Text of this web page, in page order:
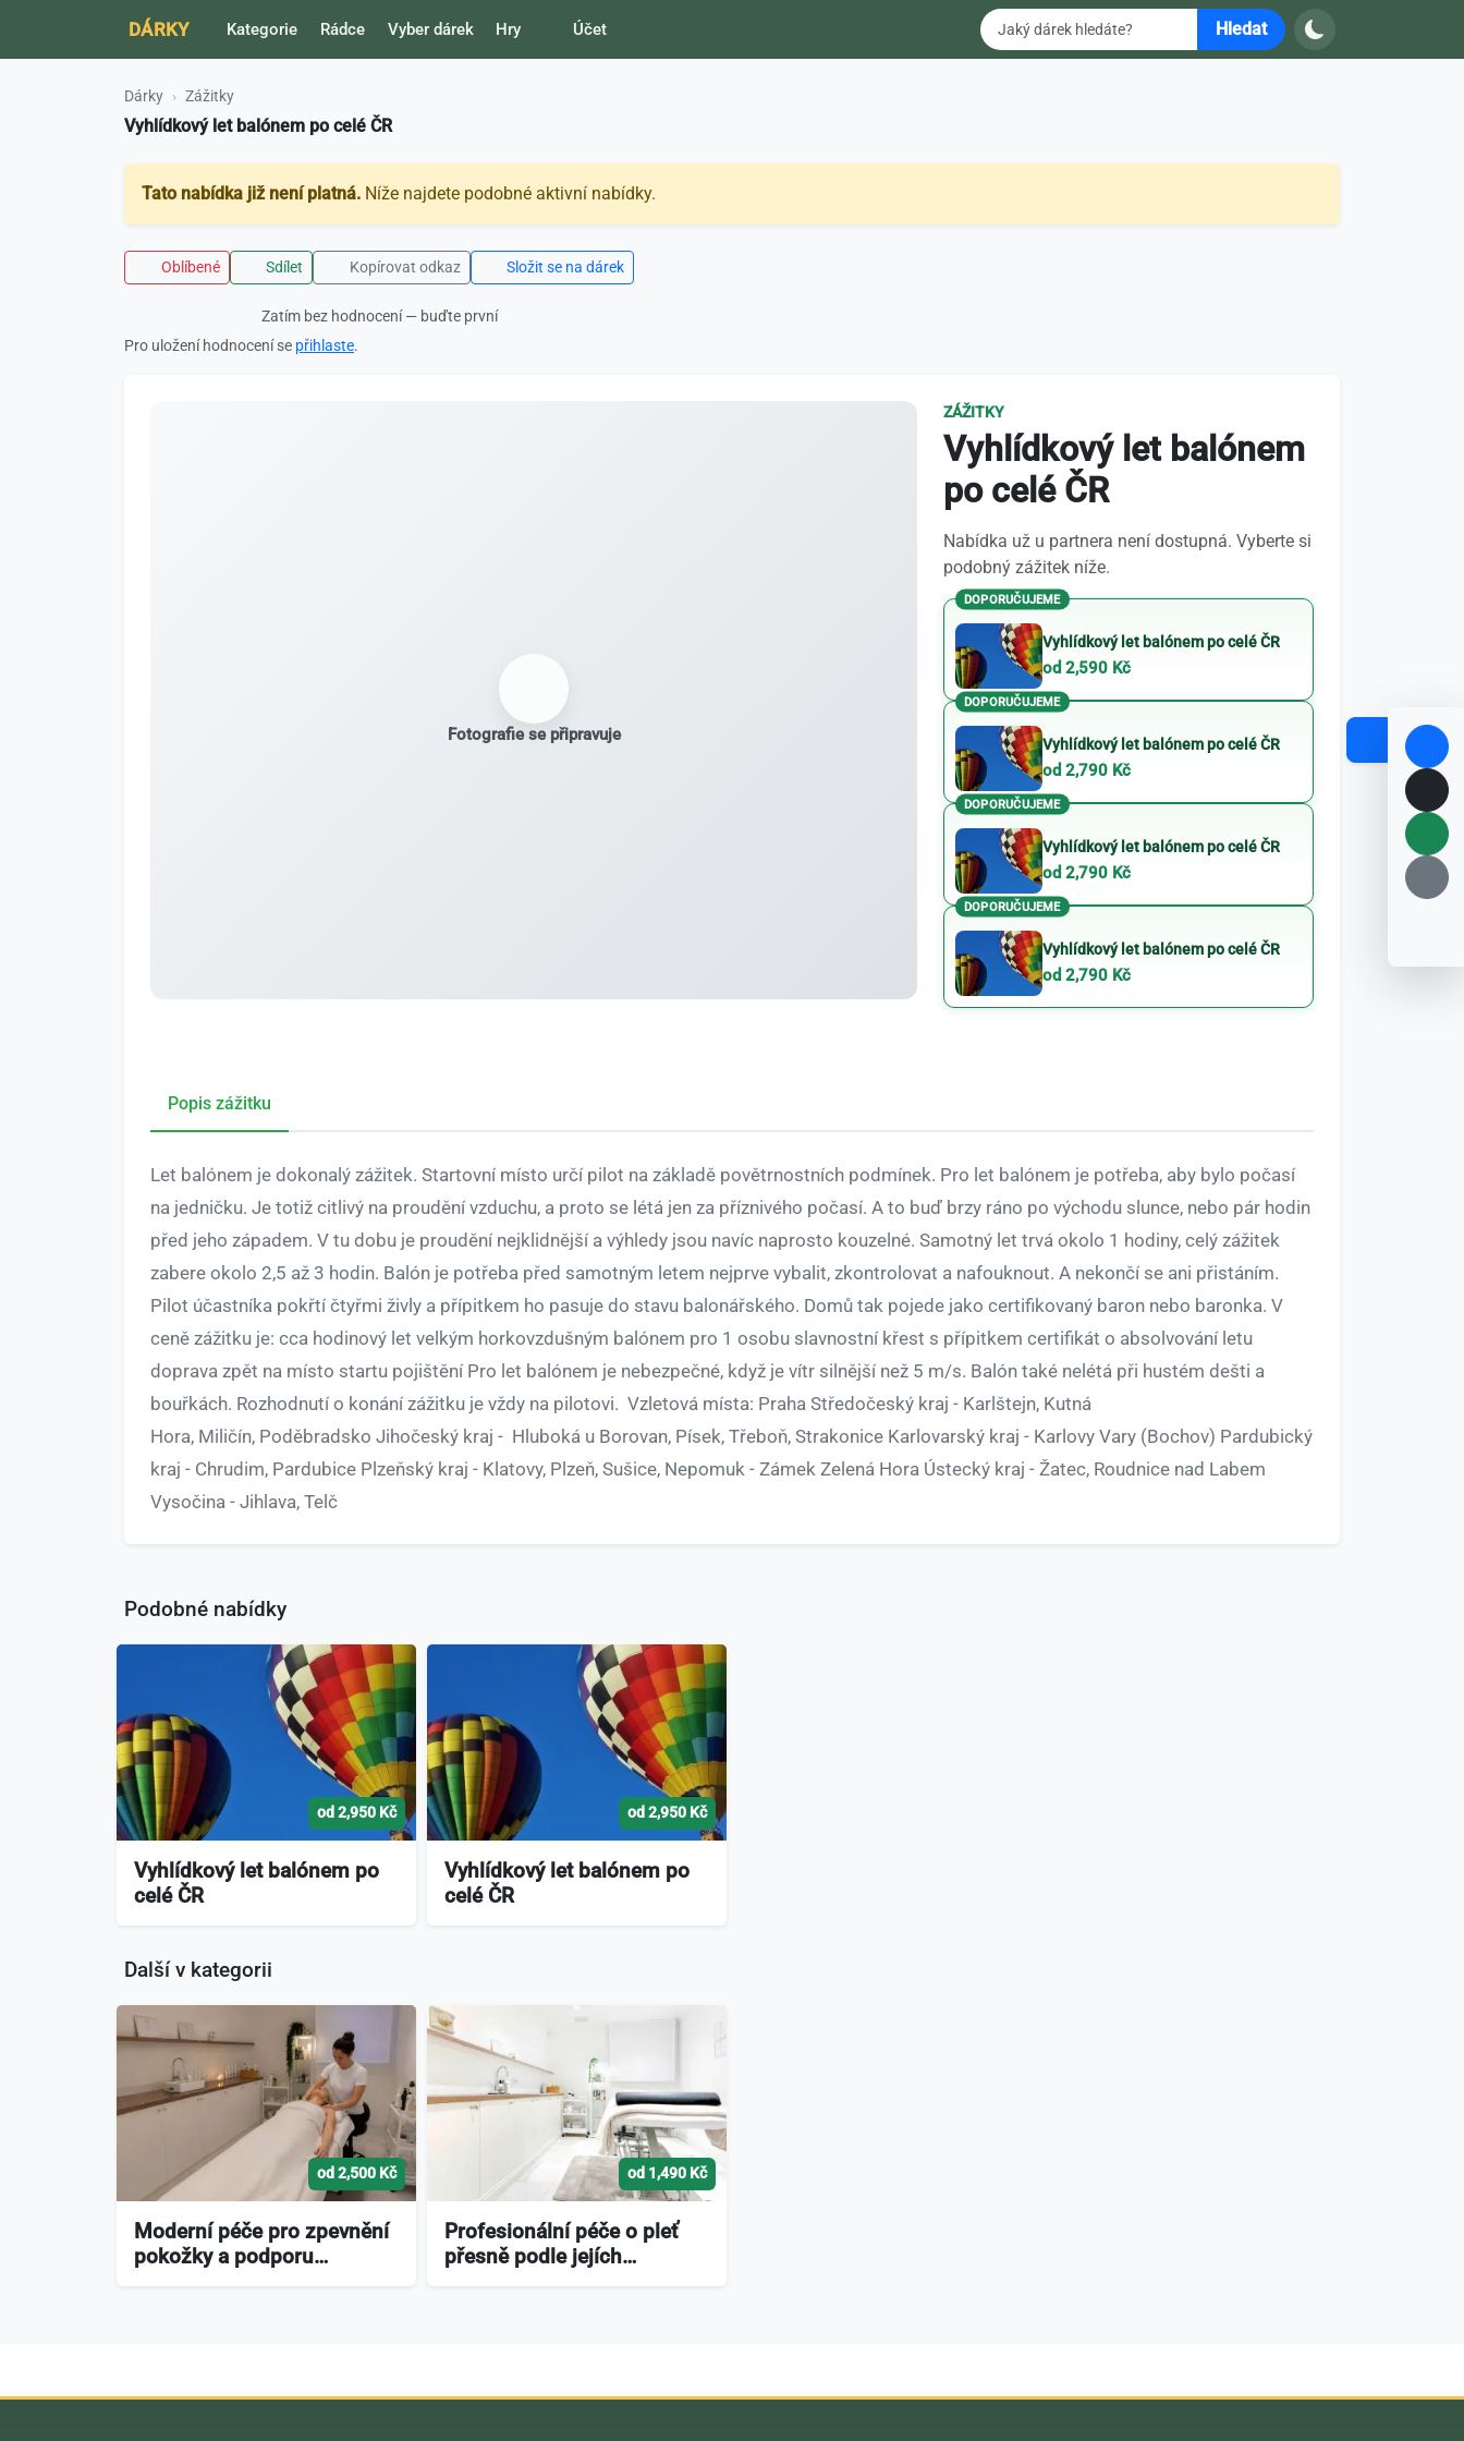
DÁRKY Kategorie Rádce Vyber dárek Hry Účet Hledat
Dárky Zážitky
Vyhlídkový let balónem po celé ČR
Tato nabídka již není platná. Níže najdete podobné aktivní nabídky.
Oblíbené Sdílet Kopírovat odkaz Složit se na dárek
Zatím bez hodnocení — buďte první
Pro uložení hodnocení se přihlaste.
Fotografie se připravuje
ZÁŽITKY
Vyhlídkový let balónem
po celé ČR
Nabídka už u partnera není dostupná. Vyberte si
podobný zážitek níže.
DOPORUČUJEME
Vyhlídkový let balónem po celé ČR
od 2,590 Kč
DOPORUČUJEME
Vyhlídkový let balónem po celé ČR
od 2,790 Kč
DOPORUČUJEME
Vyhlídkový let balónem po celé ČR
od 2,790 Kč
DOPORUČUJEME
Vyhlídkový let balónem po celé ČR
od 2,790 Kč
Popis zážitku
Let balónem je dokonalý zážitek. Startovní místo určí pilot na základě povětrnostních podmínek. Pro let balónem je potřeba, aby bylo počasí
na jedničku. Je totiž citlivý na proudění vzduchu, a proto se létá jen za příznivého počasí. A to buď brzy ráno po východu slunce, nebo pár hodin
před jeho západem. V tu dobu je proudění nejklidnější a výhledy jsou navíc naprosto kouzelné. Samotný let trvá okolo 1 hodiny, celý zážitek
zabere okolo 2,5 až 3 hodin. Balón je potřeba před samotným letem nejprve vybalit, zkontrolovat a nafouknout. A nekončí se ani přistáním.
Pilot účastníka pokřtí čtyřmi živly a přípitkem ho pasuje do stavu balonářského. Domů tak pojede jako certifikovaný baron nebo baronka. V
ceně zážitku je: cca hodinový let velkým horkovzdušným balónem pro 1 osobu slavnostní křest s přípitkem certifikát o absolvování letu
doprava zpět na místo startu pojištění Pro let balónem je nebezpečné, když je vítr silnější než 5 m/s. Balón také nelétá při hustém dešti a
bouřkách. Rozhodnutí o konání zážitku je vždy na pilotovi. Vzletová místa: Praha Středočeský kraj - Karlštejn, Kutná
Hora, Miličín, Poděbradsko Jihočeský kraj - Hluboká u Borovan, Písek, Třeboň, Strakonice Karlovarský kraj - Karlovy Vary (Bochov) Pardubický
kraj - Chrudim, Pardubice Plzeňský kraj - Klatovy, Plzeň, Sušice, Nepomuk - Zámek Zelená Hora Ústecký kraj - Žatec, Roudnice nad Labem
Vysočina - Jihlava, Telč
Podobné nabídky
od 2,950 Kč
Vyhlídkový let balónem po
celé ČR
od 2,950 Kč
Vyhlídkový let balónem po
celé ČR
Další v kategorii
od 2,500 Kč
Moderní péče pro zpevnění
pokožky a podporu…
od 1,490 Kč
Profesionální péče o pleť
přesně podle jejích…